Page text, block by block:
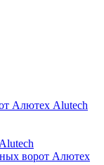
Алютех Alutech
ворот Алютех